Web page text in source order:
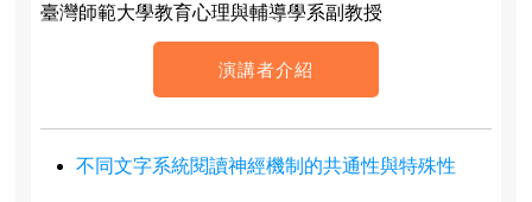
臺灣師範大學教育心理與輔導學系副教授
演講者介紹
不同文字系統閱讀神經機制的共通性與特殊性